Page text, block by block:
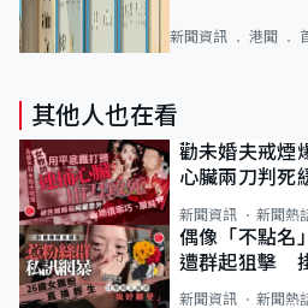
新聞資訊 港聞
其他人也在看
勸未婚夫戒煙
心臟兩刀判
新聞資訊 新聞熱
偶像「不點名
遭群起狙擊
新聞資訊 新聞熱